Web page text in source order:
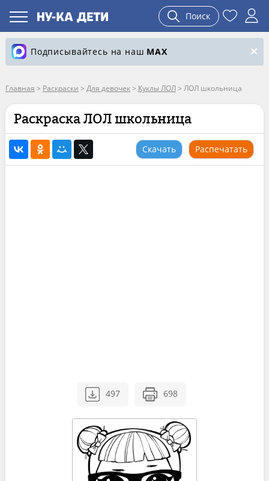
Поиск
Подписывайтесь на наш MAX
Главная > Раскраски > Для девочек> Куклы ЛОЛ> ЛОЛ школьница
Раскраска ЛОЛ школьница
Скачать Распечатать
497 698